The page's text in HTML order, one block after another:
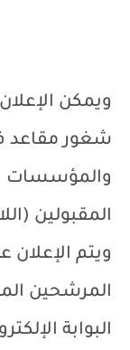
ويمكن
شغور مقاعد
والمؤسسات
المقبولين
ويتم
المرشحين
البوابة